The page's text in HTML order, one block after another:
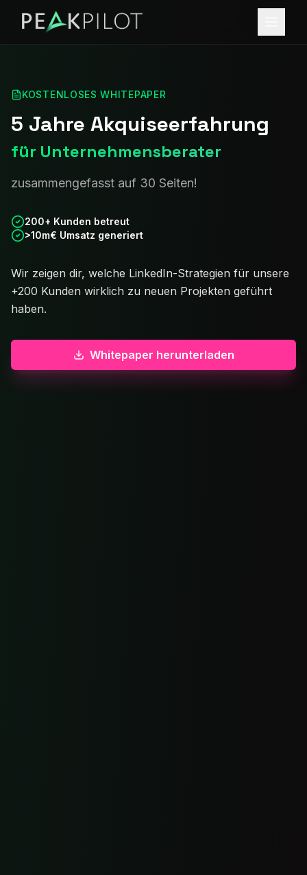
KOSTENLOSES WHITEPAPER
5 Jahre Akquiseerfahrung
für Unternehmensberater
zusammengefasst auf 30 Seiten!
200+ Kunden betreut
>10m€ Umsatz generiert
Wir zeigen dir, welche LinkedIn-Strategien für unsere
+200 Kunden wirklich zu neuen Projekten geführt
haben.
Whitepaper herunterladen